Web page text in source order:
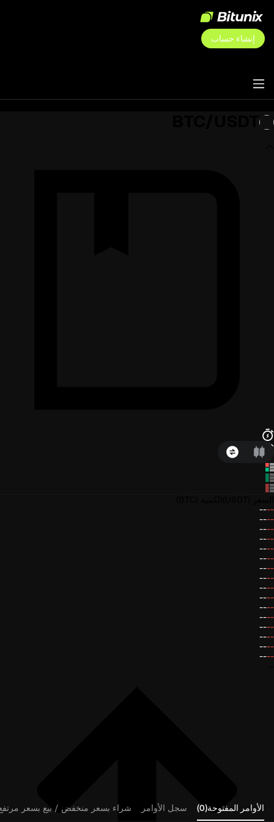
إنشاء حساب
--
--
--
--
--
--
--
--
--
--
--
--
--
--
--
--
--
--
--
--
--
--
--
--
--
--
--
--
--
--
--
--
الأوامر المفتوحة(0) سجل الأوامر
شراء بسعر منخفض / بيع بسعر مرتفع